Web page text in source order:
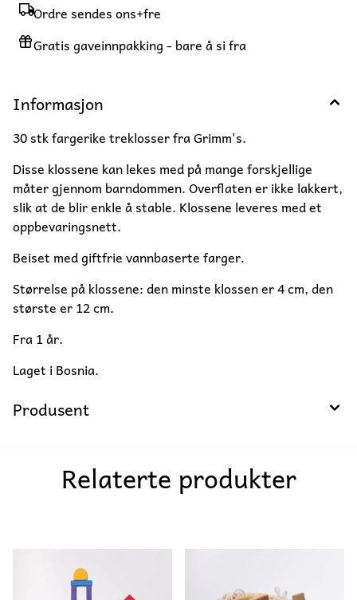
Ordre sendes ons+fre
Gratis gaveinnpakking - bare å si fra
Informasjon
30 stk fargerike treklosser fra Grimm's.
Disse klossene kan lekes med på mange forskjellige
måter gjennom barndommen. Overflaten er ikke lakkert,
slik at de blir enkle å stable. Klossene leveres med et
oppbevaringsnett.
Beiset med giftfrie vannbaserte farger.
Størrelse på klossene: den minste klossen er 4 cm, den
største er 12 cm.
Fra 1 år.
Laget i Bosnia.
Produsent
Relaterte produkter